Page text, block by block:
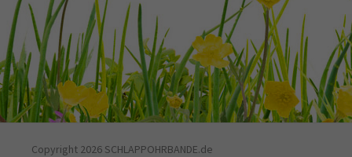
Copyright 2026 SCHLAPPOHRBANDE.de